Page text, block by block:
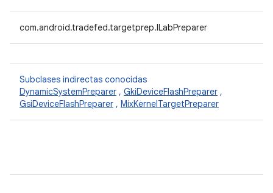
com.android.tradefed.targetprep.ILabPreparer
Subclases indirectas conocidas
DynamicSystemPreparer , GkiDeviceFlashPreparer ,
GsiDeviceFlashPreparer , MixKernelTargetPreparer